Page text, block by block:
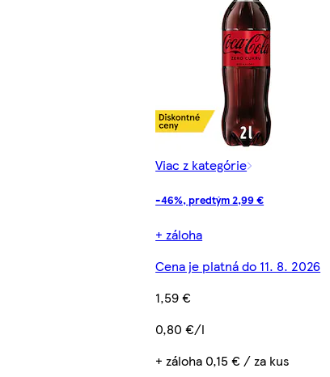
Viac z kategórie
-46%, predtým 2,99 €
+ záloha
Cena je platná do 11. 8. 2026
1,59 €
0,80 €/l
+ záloha 0,15 € / za kus